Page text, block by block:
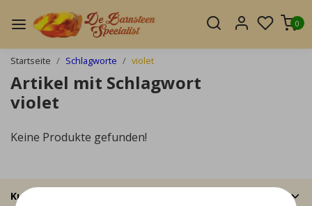
0
Startseite Schlagworte violet
Artikel mit Schlagwort
violet
Keine Produkte gefunden!
Kundendienst